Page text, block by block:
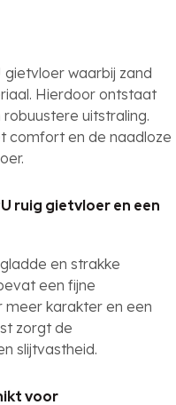
gietvloer waarbij zand
Hierdoor ontstaat
uitstraling.
comfort en de naadloze
ruig gietvloer en een
en strakke
een fijne
meer karakter en een
zorgt de
slijtvastheid.
voor